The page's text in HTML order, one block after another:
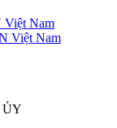
Nam
Việt Nam
ỦY